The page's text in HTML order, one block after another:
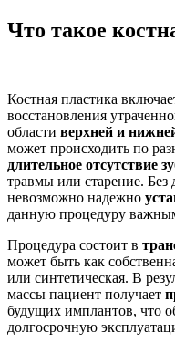
Что такое
Костная пластика
восстановления
области верхней и
может происходить по
длительное отсутствие
травмы или старение. Без
невозможно надежно
данную процедуру
Процедура состоит в
может быть как
или синтетическая. В
массы пациент получает
будущих имплантов, что
долгосрочную